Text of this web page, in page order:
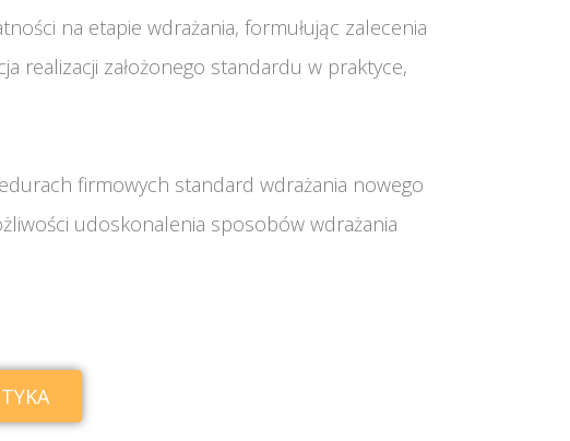
na etapie wdrażania, formułując zalecenia
realizacji założonego standardu w praktyce,
firmowych standard wdrażania nowego
udoskonalenia sposobów wdrażania